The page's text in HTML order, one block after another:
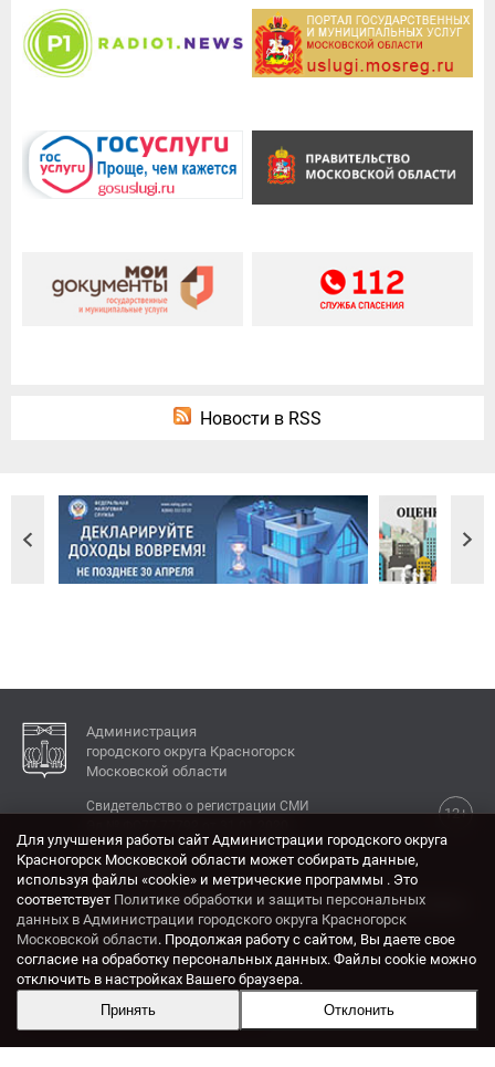
Новости в RSS
Администрация
городского округа Красногорск
Московской области
12+
Свидетельство о регистрации СМИ
КОНТАКТЫ
Адрес: 143404, Московская область, г. Красногорск,
ул. Ленина, дом 4.
Электронная почта:
krasrn@mosreg.ru
Разработка и поддержка сайта ADN
Для улучшения работы сайт Администрации городского округа
Красногорск Московской области может собирать данные,
используя файлы «cookie» и метрические программы . Это
соответствует Политике обработки и защиты персональных
данных в Администрации городского округа Красногорск
Московской области. Продолжая работу с сайтом, Вы даете свое
согласие на обработку персональных данных. Файлы cookie можно
отключить в настройках Вашего браузера.
Принять
Отклонить